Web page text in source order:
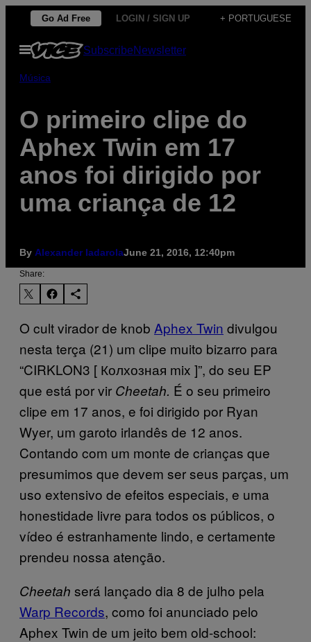
Skip
content
Go Ad Free LOGIN / SIGN UP + PORTUGUESE
Open
Menu
SubscribeNewsletter
Música
O primeiro clipe do
Aphex Twin em 17
anos foi dirigido por
uma criança de 12
By Alexander IadarolaJune 21, 2016, 12:40pm
Share:
O cult virador de knob Aphex Twin divulgou
nesta terça (21) um clipe muito bizarro para
“CIRKLON3 [ Колхозная mix ]”, do seu EP
que está por vir Cheetah. É o seu primeiro
clipe em 17 anos, e foi dirigido por Ryan
Wyer, um garoto irlandês de 12 anos.
Contando com um monte de crianças que
presumimos que devem ser seus parças, um
uso extensivo de efeitos especiais, e uma
honestidade livre para todos os públicos, o
vídeo é estranhamente lindo, e certamente
prendeu nossa atenção.
Cheetah será lançado dia 8 de julho pela
Warp Records, como foi anunciado pelo
Aphex Twin de um jeito bem old-school: